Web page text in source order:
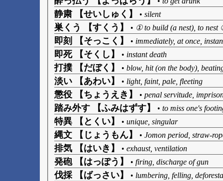
静粛 【せいしゅく】 • silent
巣くう 【すくう】 • ① to build (a nest), to nest
即刻 【そっこく】 • immediately, at once,
即死 【そくし】 • instant death
打撲 【だぼく】 • blow, hit (on the body),
淡い 【あわい】 • light, faint, pale, fleeting
懲役 【ちょうえき】 • penal servitude,
踏み外す 【ふみはずす】 • to miss one's
特異 【とくい】 • unique, singular
縄文 【じょうもん】 • Jomon period, straw-
排気 【はいき】 • exhaust, ventilation
発砲 【はっぽう】 • firing, discharge of gun
伐採 【ばっさい】 • lumbering, felling,